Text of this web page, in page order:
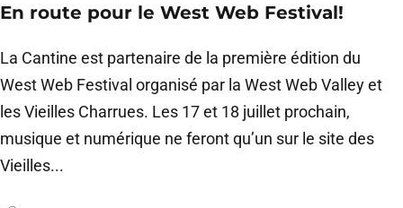
En route pour le West Web Festival!
La Cantine est partenaire de la première édition du
West Web Festival organisé par la West Web Valley et
les Vieilles Charrues. Les 17 et 18 juillet prochain,
musique et numérique ne feront qu’un sur le site des
Vieilles...